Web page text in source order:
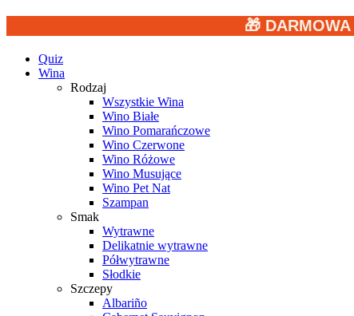
🎁
Quiz
Wina
Rodzaj
Wszystkie Wina
Wino Białe
Wino Pomarańczowe
Wino Czerwone
Wino Różowe
Wino Musujące
Wino Pet Nat
Szampan
Smak
Wytrawne
Delikatnie wytrawne
Półwytrawne
Słodkie
Szczepy
Albariño